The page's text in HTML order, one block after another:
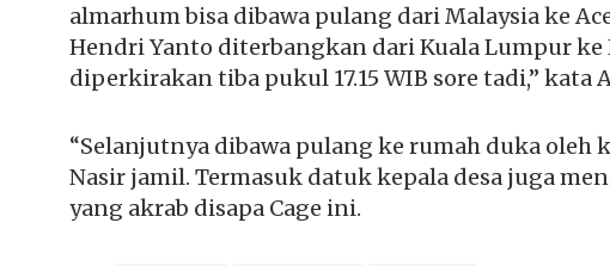
almarhum bisa dibawa pulang dari Malaysia ke
Hendri Yanto diterbangkan dari Kuala Lumpur ke
diperkirakan tiba pukul 17.15 WIB sore tadi,” kata
“Selanjutnya dibawa pulang ke rumah duka oleh
Nasir jamil. Termasuk datuk kepala desa juga
yang akrab disapa Cage ini.